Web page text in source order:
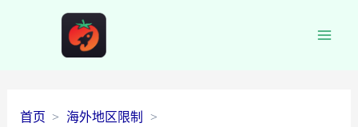
首页
海外地区限制